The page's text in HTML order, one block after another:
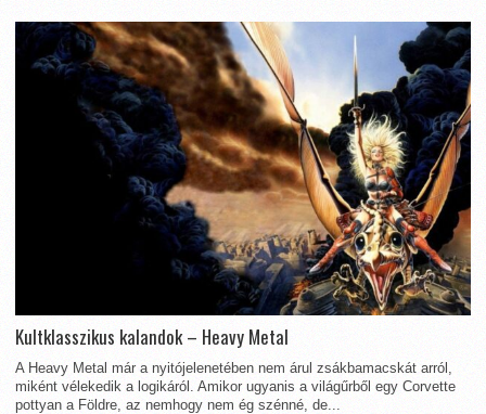
Kultklasszikus kalandok – Heavy Metal
A Heavy Metal már a nyitójelenetében nem árul zsákbamacskát arról,
miként vélekedik a logikáról. Amikor ugyanis a világűrből egy Corvette
pottyan a Földre, az nemhogy nem ég szénné, de...